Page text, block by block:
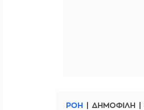
ΡΟΗ ΔΗΜΟΦΙΛΗ